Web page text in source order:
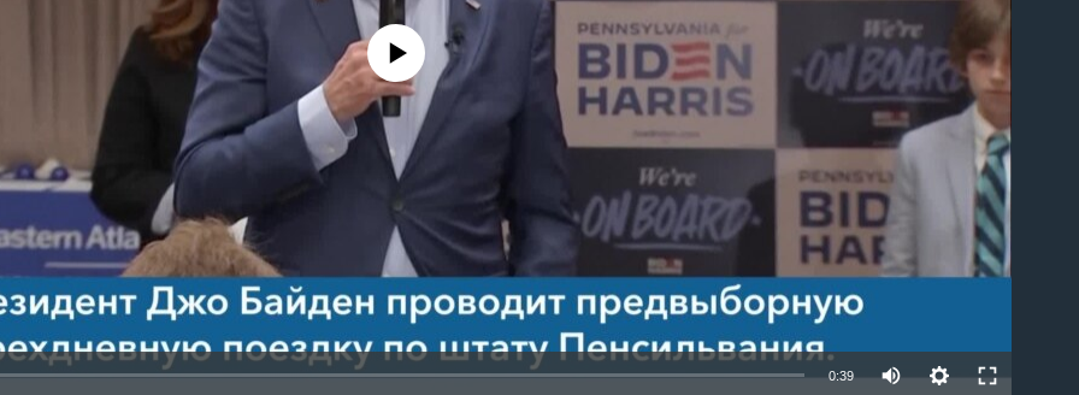
No media source currently available
0:39